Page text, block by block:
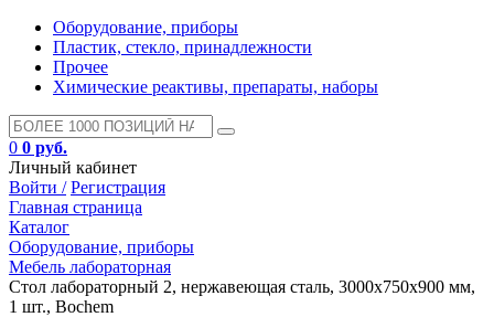
Оборудование, приборы
Пластик, стекло, принадлежности
Прочее
Химические реактивы, препараты, наборы
0 0 руб.
Личный кабинет
Войти / Регистрация
Главная страница
Каталог
Оборудование, приборы
Мебель лабораторная
Стол лабораторный 2, нержавеющая сталь, 3000х750х900 мм,
1 шт., Bochem